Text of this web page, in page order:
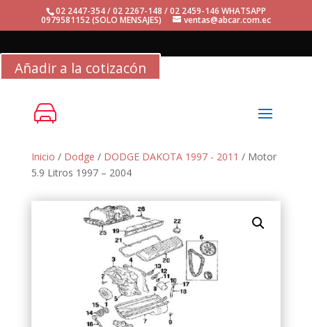
02 2447-354 / 02 2267-148 / 02 2459-146 WHATSAPP
0979581152 (SOLO MENSAJES) ventas@abcar.com.ec
Añadir a la cotizacón
Inicio / Dodge / DODGE DAKOTA 1997 - 2011 / Motor
5.9 Litros 1997 – 2004